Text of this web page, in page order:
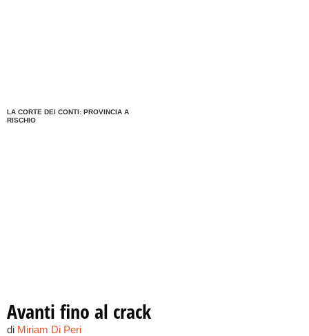
LA CORTE DEI CONTI: PROVINCIA A
RISCHIO
Avanti fino al crack
di Miriam Di Peri